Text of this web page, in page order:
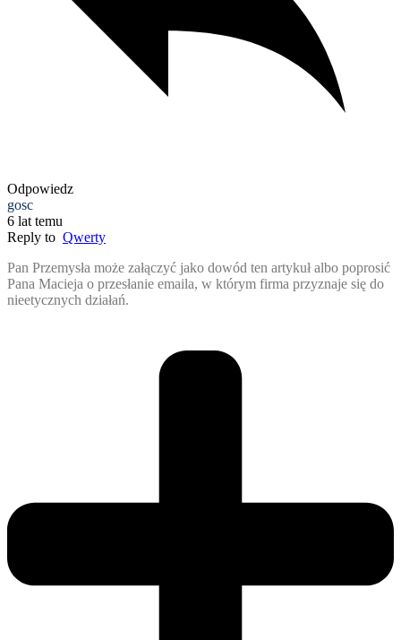
Odpowiedz
gosc
6 lat temu
Reply to Qwerty
Pan Przemysła może załączyć jako dowód ten artykuł albo poprosić
Pana Macieja o przesłanie emaila, w którym firma przyznaje się do
nieetycznych działań.